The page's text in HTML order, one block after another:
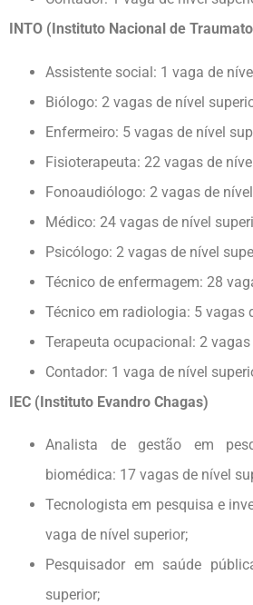
INTO (Instituto Nacional de
Assistente social: 1 vaga de
Biólogo: 2 vagas de nível
Enfermeiro: 5 vagas de nível
Fisioterapeuta: 22 vagas de
Fonoaudiólogo: 2 vagas de
Médico: 24 vagas de nível
Psicólogo: 2 vagas de nível
Técnico de enfermagem: 28
Técnico em radiologia: 5 vagas
Terapeuta ocupacional: 2
Contador: 1 vaga de nível
IEC (Instituto Evandro Chagas)
Analista de gestão em
biomédica: 17 vagas de nível
Tecnologista em pesquisa e
vaga de nível superior;
Pesquisador em saúde
superior;